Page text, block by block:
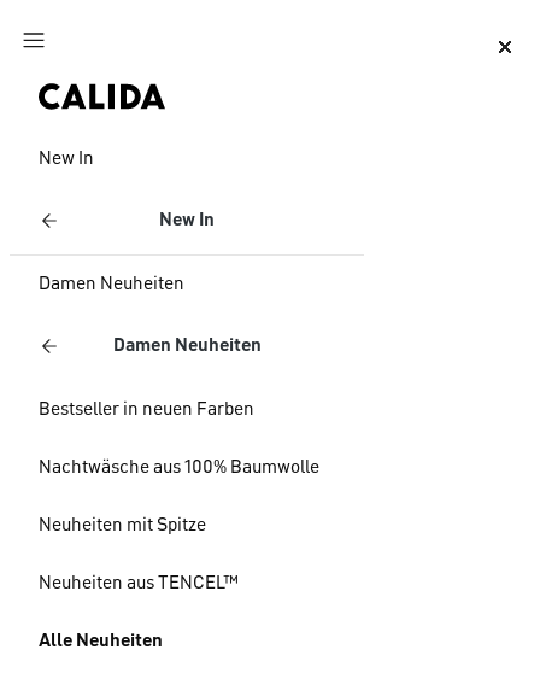
Zum Hauptinhalt springen
New In
New In
Damen Neuheiten
Damen Neuheiten
Bestseller in neuen Farben
Nachtwäsche aus 100% Baumwolle
Neuheiten mit Spitze
Neuheiten aus TENCEL™
Alle Neuheiten